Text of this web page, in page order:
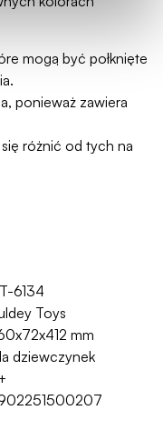
mogą być połknięte
ponieważ zawiera
różnić od tych na
6134
Toys
mm
dziewczynek